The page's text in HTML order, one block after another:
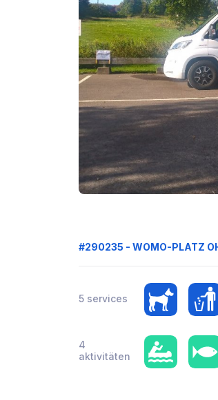
#290235 - WOMO-PLATZ
5 services
4
aktivitäten